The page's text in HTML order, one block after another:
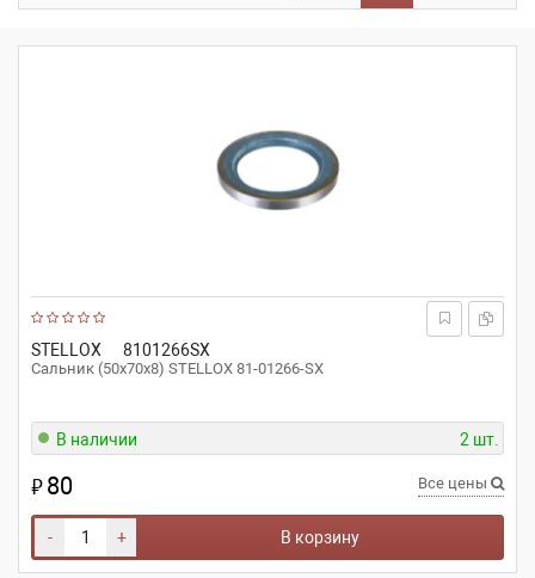
STELLOX 8101266SX
Cальник (50x70x8) STELLOX 81-01266-SX
В наличии 2 шт.
₽80 Все цены
- + В корзину